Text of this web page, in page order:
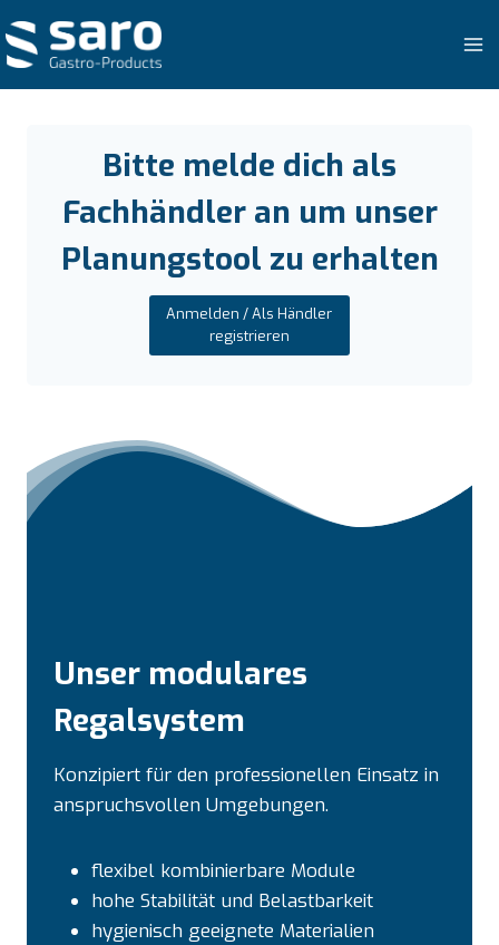
Inhalt
springen
Bitte melde dich als
Fachhändler an um unser
Planungstool zu erhalten
Anmelden / Als Händler
registrieren
Unser modulares
Regalsystem
Konzipiert für den professionellen Einsatz in
anspruchsvollen Umgebungen.
flexibel kombinierbare Module
hohe Stabilität und Belastbarkeit
hygienisch geeignete Materialien